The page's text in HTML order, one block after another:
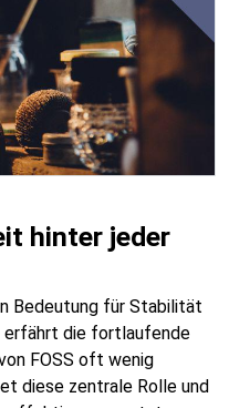
hinter jeder
Bedeutung für Stabilität
erfährt die fortlaufende
FOSS oft wenig
diese zentrale Rolle und